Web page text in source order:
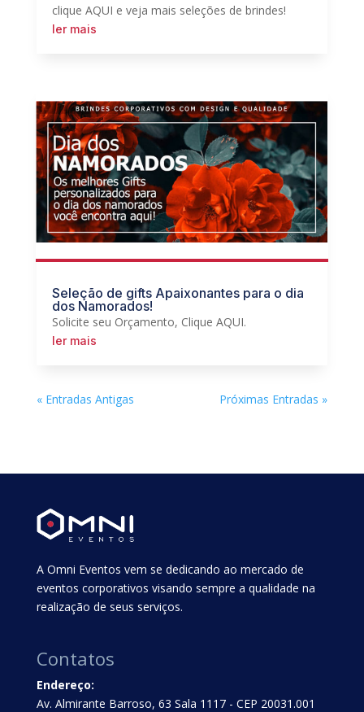
clique AQUI e veja mais seleções de brindes!
ler mais
Seleção de gifts Apaixonantes para o dia
dos Namorados!
Solicite seu Orçamento, Clique AQUI.
ler mais
« Entradas Antigas Próximas Entradas »
A Omni Eventos vem se dedicando ao mercado de
eventos corporativos visando sempre a qualidade na
realização de seus serviços.
Contatos
Endereço:
Av. Almirante Barroso, 63 Sala 1117 - CEP 20031.001